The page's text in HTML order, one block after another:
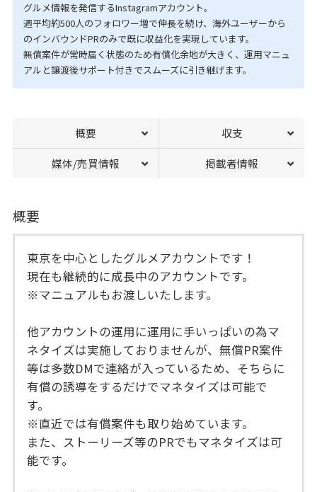
グルメ情報を発信するInstagramアカウント。
週平均約500人のフォロワー増で伸長を続け、海外ユーザーから
のインバウンドPRのみで既に収益化を実現しています。
無償案件が常時届く状態のため有償化余地が大きく、運用マニュ
アルと譲渡後サポート付きでスムーズに引き継げます。
概要 収支
媒体/売買情報 掲載者情報
概要
東京を中心としたグルメアカウントです！
現在も継続的に成長中のアカウントです。
※マニュアルもお渡しいたします。
他アカウントの運用に運用に手いっぱいの為マ
ネタイズは実施しておりませんが、無償PR案件
等は多数DMで連絡が入っているため、そちらに
有償の誘導をするだけでマネタイズは可能で
す。
※直近では有償案件も取り始めています。
また、ストーリーズ等のPRでもマネタイズは可
能です。